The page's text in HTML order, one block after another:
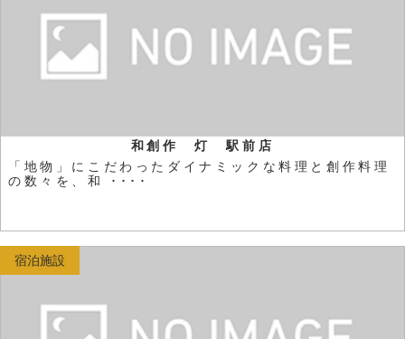
和創作 灯 駅前店
「地物」にこだわったダイナミックな料理と創作料理
の数々を、和 ････
宿泊施設